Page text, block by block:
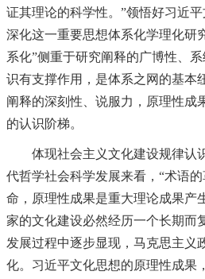
证其理论的科学性。”领悟好习近
深化这一重要思想体系化学理化研
系化”侧重于研究阐释的广博性、
识有支撑作用，是体系之网的基本
阐释的深刻性、说服力，原理性成
的认识阶梯。
体现社会主义文化建设规律认
代哲学社会科学发展来看，“术语
命，原理性成果是重大理论成果产
家的文化建设必然经历一个长期而
发展过程中逐步显现，马克思主义
化。习近平文化思想的原理性成果